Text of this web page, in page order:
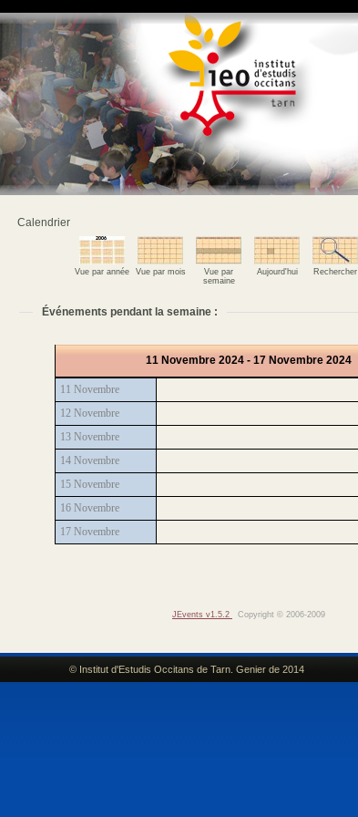
Calendrier
Vue par année Vue par mois
Vue par
semaine
Aujourd'hui Rechercher
Événements pendant la semaine :
11 Novembre 2024 - 17 Novembre 2024
11 Novembre
12 Novembre
13 Novembre
14 Novembre
15 Novembre
16 Novembre
17 Novembre
JEvents v1.5.2 Copyright © 2006-2009
© Institut d'Estudis Occitans de Tarn. Genier de 2014